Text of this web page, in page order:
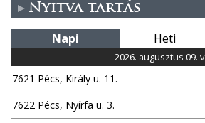
a
l
a
k
Nyitva tartás
Napi Heti
2026. augusztus 09. v
7621 Pécs, Király u. 11.
7622 Pécs, Nyírfa u. 3.